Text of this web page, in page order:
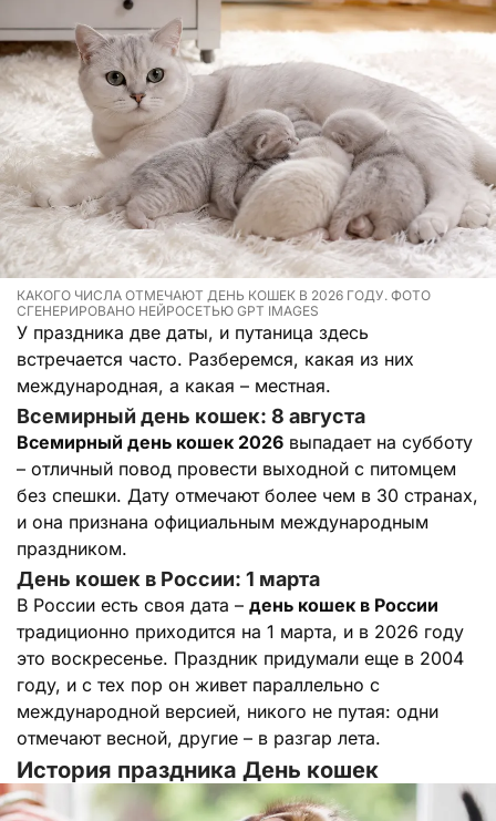
КАКОГО ЧИСЛА ОТМЕЧАЮТ ДЕНЬ КОШЕК В 2026 ГОДУ. ФОТО
СГЕНЕРИРОВАНО НЕЙРОСЕТЬЮ GPT IMAGES
У праздника две даты, и путаница здесь
встречается часто. Разберемся, какая из них
международная, а какая – местная.
Всемирный день кошек: 8 августа
Всемирный день кошек 2026 выпадает на субботу
– отличный повод провести выходной с питомцем
без спешки. Дату отмечают более чем в 30 странах,
и она признана официальным международным
праздником.
День кошек в России: 1 марта
В России есть своя дата – день кошек в России
традиционно приходится на 1 марта, и в 2026 году
это воскресенье. Праздник придумали еще в 2004
году, и с тех пор он живет параллельно с
международной версией, никого не путая: одни
отмечают весной, другие – в разгар лета.
История праздника День кошек